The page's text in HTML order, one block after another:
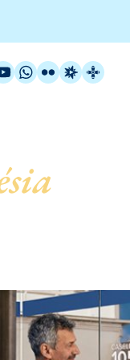
WhatsApp
FlickrRadio